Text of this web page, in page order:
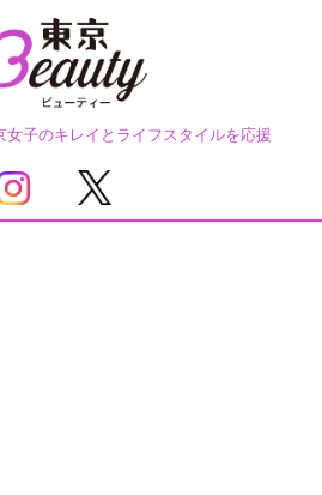
子のキレイとライフスタイルを応援